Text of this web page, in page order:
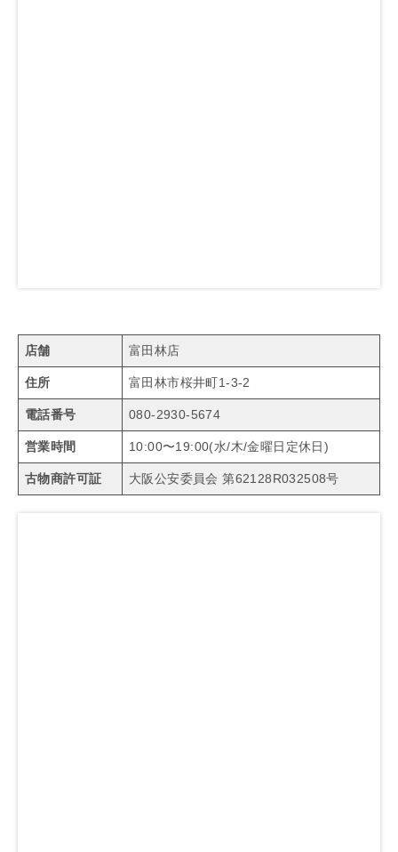
店舗 富田林店
住所 富田林市桜井町1-3-2
電話番号 080-2930-5674
営業時間 10:00〜19:00(水/木/金曜日定休日)
古物商許可証 大阪公安委員会 第62128R032508号